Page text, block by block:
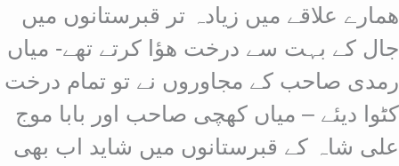
ھمارے علاقے میں زیادہ تر قبرستانوں میں
جال کے بہت سے درخت ھؤا کرتے تھے- میاں
رمدی صاحب کے مجاوروں نے تو تمام درخت
کٹوا دیئے – میاں کھچی صاحب اور بابا موج
علی شاہ کے قبرستانوں میں شاید اب بھی